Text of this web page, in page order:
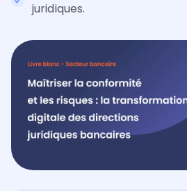
juridiques.